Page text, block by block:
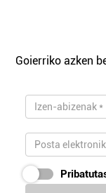
Goierriko azken